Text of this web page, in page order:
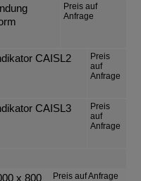
Preis auf
Anfrage
CAISL2
Preis
auf
Anfrage
CAISL3
Preis
auf
Anfrage
x 800
Preis auf Anfrage